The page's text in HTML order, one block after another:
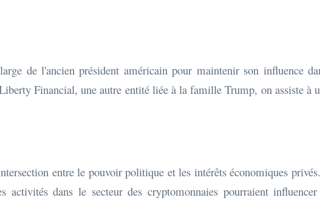
de l'ancien président américain pour maintenir son influence
Financial, une autre entité liée à la famille Trump, on assiste à
entre le pouvoir politique et les intérêts économiques
dans le secteur des cryptomonnaies pourraient